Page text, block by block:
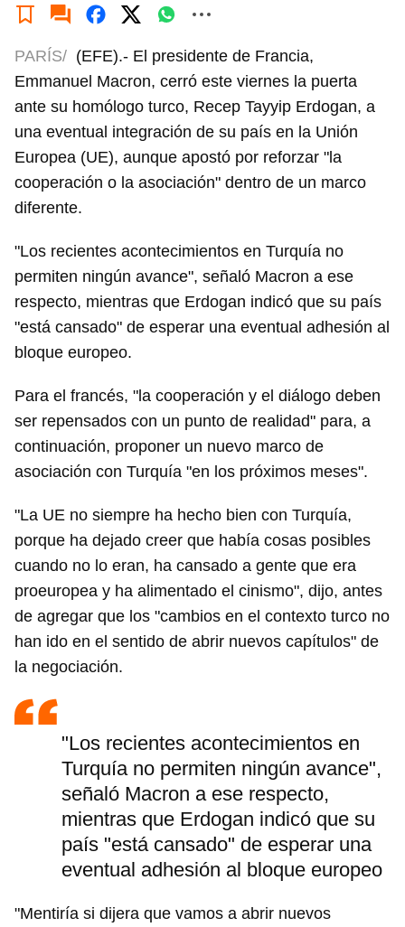
PARÍS/ (EFE).- El presidente de Francia,
Emmanuel Macron, cerró este viernes la puerta
ante su homólogo turco, Recep Tayyip Erdogan, a
una eventual integración de su país en la Unión
Europea (UE), aunque apostó por reforzar "la
cooperación o la asociación" dentro de un marco
diferente.
"Los recientes acontecimientos en Turquía no
permiten ningún avance", señaló Macron a ese
respecto, mientras que Erdogan indicó que su país
"está cansado" de esperar una eventual adhesión al
bloque europeo.
Para el francés, "la cooperación y el diálogo deben
ser repensados con un punto de realidad" para, a
continuación, proponer un nuevo marco de
asociación con Turquía "en los próximos meses".
"La UE no siempre ha hecho bien con Turquía,
porque ha dejado creer que había cosas posibles
cuando no lo eran, ha cansado a gente que era
proeuropea y ha alimentado el cinismo", dijo, antes
de agregar que los "cambios en el contexto turco no
han ido en el sentido de abrir nuevos capítulos" de
la negociación.
"Los recientes acontecimientos en
Turquía no permiten ningún avance",
señaló Macron a ese respecto,
mientras que Erdogan indicó que su
país "está cansado" de esperar una
eventual adhesión al bloque europeo
"Mentiría si dijera que vamos a abrir nuevos